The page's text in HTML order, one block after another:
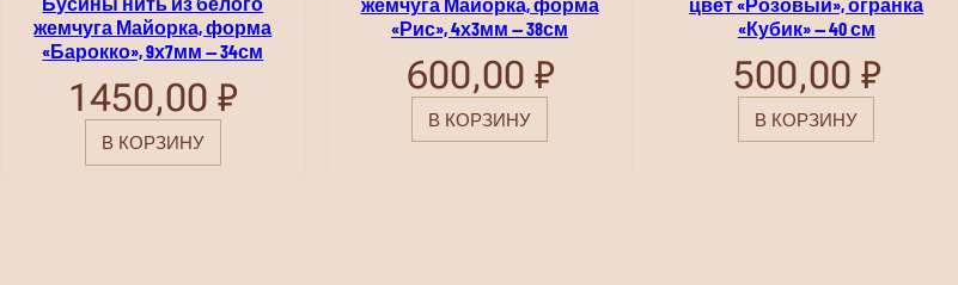
жемчуга Майорка, форма
«Барокко», 9х7мм — 34см
1450,00₽
В КОРЗИНУ
«Рис», 4х3мм — 38см
600,00 ₽
В КОРЗИНУ
«Кубик» — 40 см
500,00 ₽
В КОРЗИНУ